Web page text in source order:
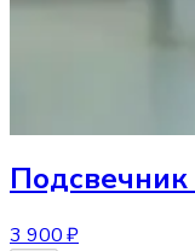
Подсвечник
3 900 ₽